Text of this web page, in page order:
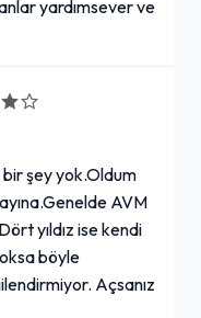
yardımsever ve
şey yok.Oldum
AVM
yıldız ise kendi
böyle
Açsanız